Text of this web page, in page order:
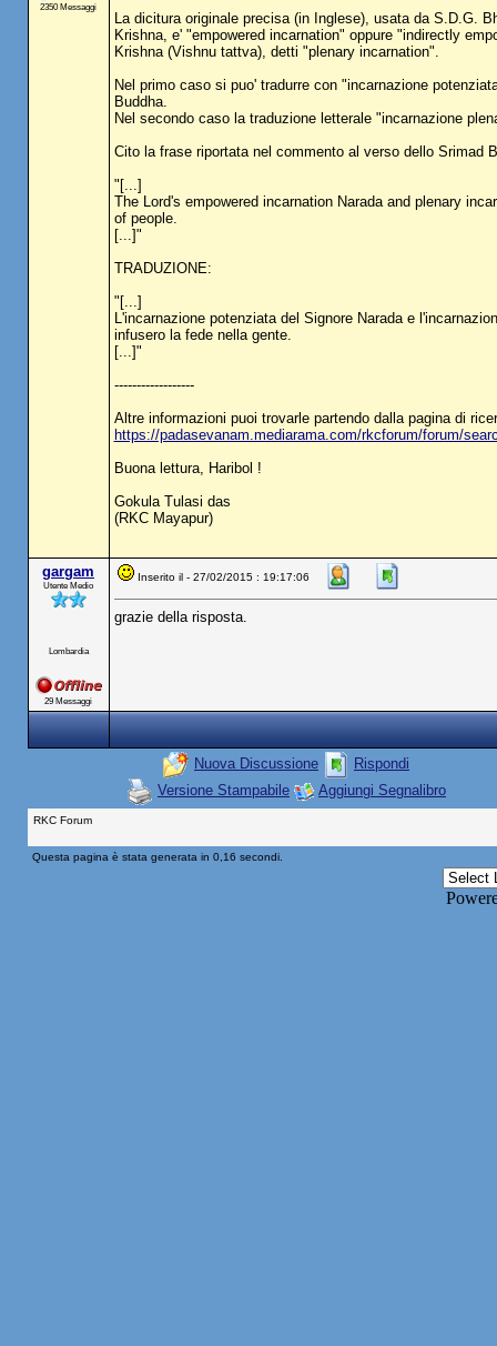
2350 Messaggi
La dicitura originale precisa (in Inglese), usata da S.D.G.
Krishna, e' "empowered incarnation" oppure "indirectly
Krishna (Vishnu tattva), detti "plenary incarnation".
Nel primo caso si puo' tradurre con "incarnazione
Buddha.
Nel secondo caso la traduzione letterale "incarnazione
Cito la frase riportata nel commento al verso dello Srimad
"[...]
The Lord's empowered incarnation Narada and plenary
of people.
[...]"
TRADUZIONE:
"[...]
L'incarnazione potenziata del Signore Narada e
infusero la fede nella gente.
[...]"
------------------
Altre informazioni puoi trovarle partendo dalla pagina di
https://padasevanam.mediarama.com/rkcforum/forum/
Buona lettura, Haribol !
Gokula Tulasi das
(RKC Mayapur)
gargam
Utente Medio
Lombardia
29 Messaggi
Inserito il - 27/02/2015 : 19:17:06
grazie della risposta.
Nuova Discussione
Rispondi
Versione Stampabile
Aggiungi Segnalibro
RKC Forum
Questa pagina è stata generata in 0,16 secondi.